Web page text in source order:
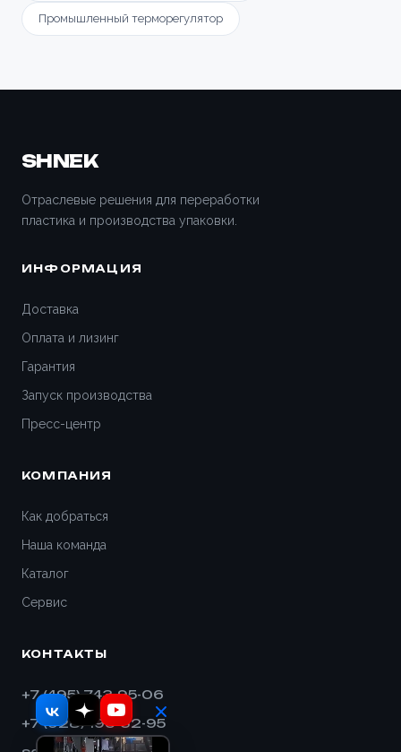
Промышленный терморегулятор
SHNEK
Отраслевые решения для переработки
пластика и производства упаковки.
ИНФОРМАЦИЯ
Доставка
Оплата и лизинг
Гарантия
Запуск производства
Пресс-центр
КОМПАНИЯ
Как добраться
Наша команда
Каталог
Сервис
КОНТАКТЫ
+7 (495) 743-95-06
+7 (928) 193-32-95